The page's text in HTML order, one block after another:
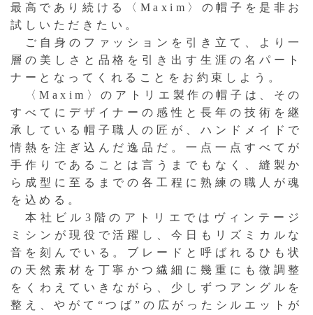
最高であり続ける〈Maxim〉の帽子を是非お
試しいただきたい。
ご自身のファッションを引き立て、より一
層の美しさと品格を引き出す生涯の名パート
ナーとなってくれることをお約束しよう。
〈Maxim〉のアトリエ製作の帽子は、その
すべてにデザイナーの感性と長年の技術を継
承している帽子職人の匠が、ハンドメイドで
情熱を注ぎ込んだ逸品だ。一点一点すべてが
手作りであることは言うまでもなく、縫製か
ら成型に至るまでの各工程に熟練の職人が魂
を込める。
本社ビル3階のアトリエではヴィンテージ
ミシンが現役で活躍し、今日もリズミカルな
音を刻んでいる。ブレードと呼ばれるひも状
の天然素材を丁寧かつ繊細に幾重にも微調整
をくわえていきながら、少しずつアングルを
整え、やがて“つば”の広がったシルエットが